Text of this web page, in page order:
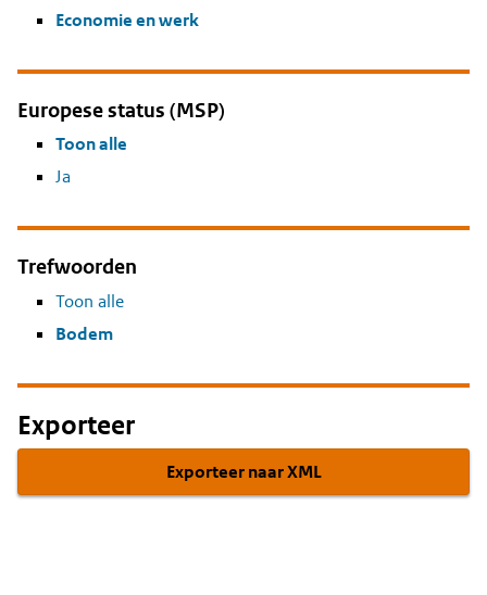
Economie en werk
Europese status (MSP)
Toon alle
Ja
Trefwoorden
Toon alle
Bodem
Exporteer
Exporteer naar XML